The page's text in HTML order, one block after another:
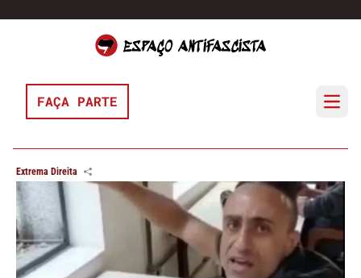
FAÇA PARTE Open
Extrema Direita